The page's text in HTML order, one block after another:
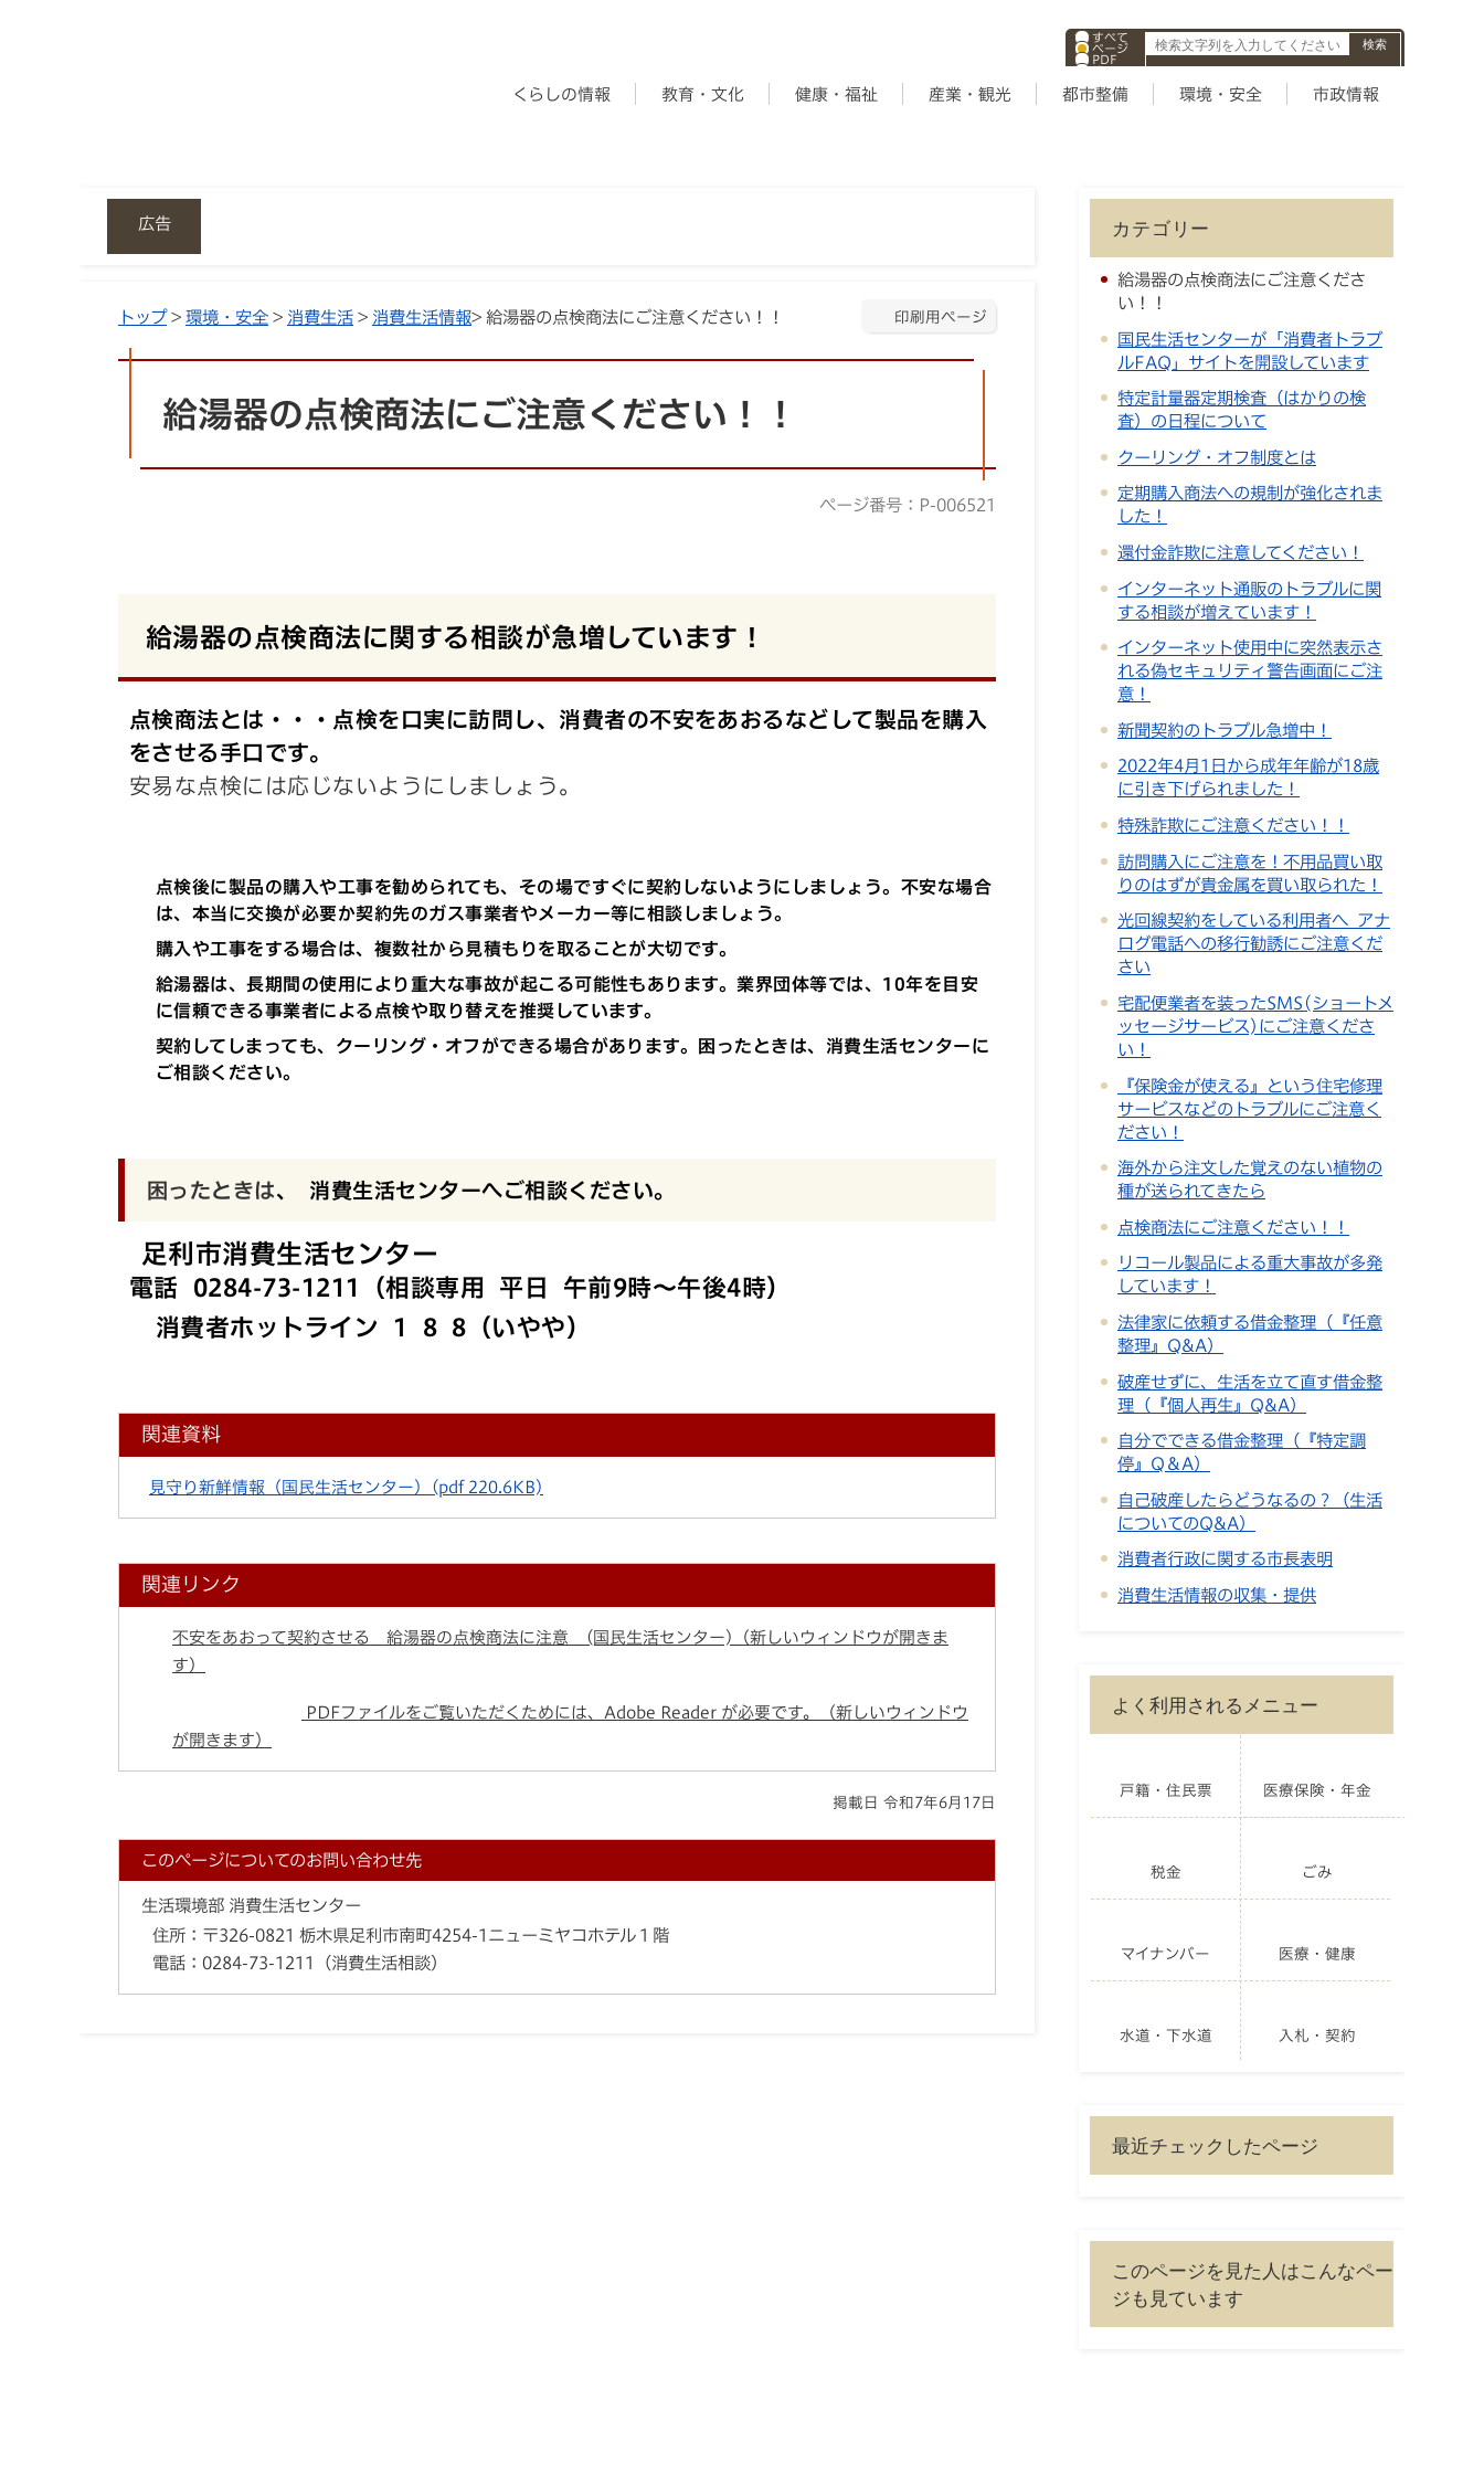
すべて
ページ
PDF
ID
くらしの情報 教育・文化 健康・福祉 産業・観光 都市整備 環境・安全 市政情報
広告
印刷用ページ
トップ> 環境・安全 > 消費生活 > 消費生活情報> 給湯器の点検商法にご注意ください！！
給湯器の点検商法にご注意ください！！
ページ番号：P-006521
給湯器の点検商法に関する相談が急増しています！
点検商法とは・・・点検を口実に訪問し、消費者の不安をあおるなどして製品を購入
をさせる手口です。
安易な点検には応じないようにしましょう。
点検後に製品の購入や工事を勧められても、その場ですぐに契約しないようにしましょう。 不安な場合
は、本当に交換が必要か契約先のガス事業者やメーカー等に相談しましょう。
購入や工事をする場合は、複数社から見積もりを取ることが大切です。
給湯器は、長期間の使用により重大な事故が起こる可能性もあります。業界団体等では、 10年を目安
に信頼できる事業者による点検や取り替えを推奨しています。
契約してしまっても、クーリング・オフができる場合があります。困ったときは、消費生活センターに
ご相談ください。
困ったときは、 消費生活センターへご相談ください。
足利市消費生活センター
電話 0284-73-1211（相談専用 平日 午前9時～午後4時）
消費者ホットライン 1 8 8（いやや）
関連資料
見守り新鮮情報（国民生活センター） (pdf 220.6KB)
関連リンク
不安をあおって契約させる 給湯器の点検商法に注意 (国民生活センター)（新しいウィンドウが開きま
す）
PDFファイルをご覧いただくためには、Adobe Reader が必要です。（新しいウィンドウ
が開きます）
掲載日 令和7年6月17日
このページについてのお問い合わせ先
生活環境部 消費生活センター
住所： 〒326-0821 栃木県足利市南町4254-1ニューミヤコホテル１階
電話： 0284-73-1211（消費生活相談）
カテゴリー
給湯器の点検商法にご注意くださ
い！！
国民生活センターが「消費者トラブ
ルFAQ」サイトを開設しています
特定計量器定期検査（はかりの検
査）の日程について
クーリング・オフ制度とは
定期購入商法への規制が強化されま
した！
還付金詐欺に注意してください！
インターネット通販のトラブルに関
する相談が増えています！
インターネット使用中に突然表示さ
れる偽セキュリティ警告画面にご注
意！
新聞契約のトラブル急増中！
2022年4月1日から成年年齢が18歳
に引き下げられました！
特殊詐欺にご注意ください！！
訪問購入にご注意を！不用品買い取
りのはずが貴金属を買い取られた！
光回線契約をしている利用者へ アナ
ログ電話への移行勧誘にご注意くだ
さい
宅配便業者を装ったSMS(ショートメ
ッセージサービス)にご注意くださ
い！
『保険金が使える』という住宅修理
サービスなどのトラブルにご注意く
ださい！
海外から注文した覚えのない植物の
種が送られてきたら
点検商法にご注意ください！！
リコール製品による重大事故が多発
しています！
法律家に依頼する借金整理（『任意
整理』Q&A）
破産せずに、生活を立て直す借金整
理（『個人再生』Q&A）
自分でできる借金整理（『特定調
停』Q＆A）
自己破産したらどうなるの？（生活
についてのQ&A）
消費者行政に関する市長表明
消費生活情報の収集・提供
よく利用されるメニュー
戸籍・住民票 医療保険・年金
税金 ごみ
マイナンバー 医療・健康
水道・下水道 入札・契約
最近チェックしたページ
このページを見た人はこんなペー
ジも見ています